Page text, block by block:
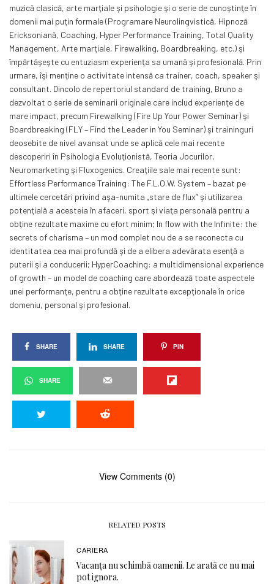
muzică clasică, arte marţiale şi psihologie şi o serie de cunoştinţe în
domenii mai puţin formale (Programare Neurolingvistică, Hipnoză
Ericksoniană, Coaching, Hyper Performance Training, Total Quality
Management, Arte marţiale, Firewalking, Boardbreaking, etc.) şi
împărtăşeşte cu entuziasm experienţa sa umană şi profesională. Prin
urmare, îşi menţine o activitate intensă ca trainer, coach, speaker şi
consultant. Dincolo de repertoriul standard de training, Bruno a
dezvoltat o serie de seminarii originale care includ experienţe de
mare impact, precum Firewalking (Fire Up Your Power Seminar) şi
Boardbreaking (FLY – Find the Leader in You Seminar) şi traininguri
deosebite de nivel avansat unde se aplică cele mai recente
descoperiri în Psihologia Evoluţionistă, Teoria Jocurilor,
Neuromarketing şi Fluxogenics. Creaţiile sale mai recente sunt:
Effortless Performance Training: The F.L.O.W. System – bazat pe
ultimele cercetări privind aşa-numita „stare de flux” şi utilizarea
potenţială a acesteia în afaceri, sport şi viaţa personală pentru a
obţine rezultate maxime cu efort minim; In flow with the Infinite: the
secrets of charisma – un mod complet nou de a se reconecta cu
identitatea cea mai profundă şi de a elibera adevărata esenţă a
puterii şi a conducerii; HyperCoaching: a multidimensional experience
of growth – un model de coaching care abordează toate aspectele
unei performanţe, pentru a obţine rezultate excepţionale în orice
domeniu, personal şi profesional.
SHARE SHARE PIN
SHARE
View Comments (0)
RELATED POSTS
CARIERA
Vacanța nu schimbă oamenii. Le arată ce nu mai
pot ignora.